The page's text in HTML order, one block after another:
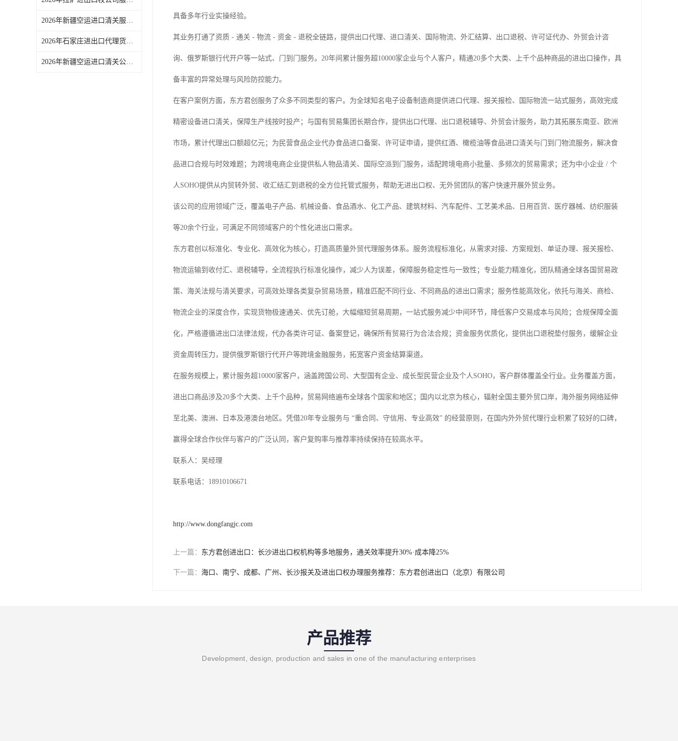
2026年新疆空运进口清关服务商推荐，一站式外贸代理全链路解析
2026年石家庄进出口代理货运服务参考：东方君创全链路代理解析
2026年新疆空运进口清关公司参考，东方君创进出口（北京）有限公司服务解析
具备多年行业实操经验。
其业务打通了资质 - 通关 - 物流 - 资金 - 退税全链路，提供出口代理、进口清关、国际物流、外汇结算、出口退税、许可证代办、外贸会计咨
询、俄罗斯银行代开户等一站式、门到门服务。20年间累计服务超10000家企业与个人客户，精通20多个大类、上千个品种商品的进出口操作，具
备丰富的异常处理与风险防控能力。
在客户案例方面，东方君创服务了众多不同类型的客户。为全球知名电子设备制造商提供进口代理、报关报检、国际物流一站式服务，高效完成
精密设备进口清关，保障生产线按时投产；与国有贸易集团长期合作，提供出口代理、出口退税辅导、外贸会计服务，助力其拓展东南亚、欧洲
市场，累计代理出口额超亿元；为民营食品企业代办食品进口备案、许可证申请，提供红酒、橄榄油等食品进口清关与门到门物流服务，解决食
品进口合规与时效难题；为跨境电商企业提供私人物品清关、国际空派到门服务，适配跨境电商小批量、多频次的贸易需求；还为中小企业 / 个
人SOHO提供从内贸转外贸、收汇结汇到退税的全方位托管式服务，帮助无进出口权、无外贸团队的客户快速开展外贸业务。
该公司的应用领域广泛，覆盖电子产品、机械设备、食品酒水、化工产品、建筑材料、汽车配件、工艺美术品、日用百货、医疗器械、纺织服装
等20余个行业，可满足不同领域客户的个性化进出口需求。
东方君创以标准化、专业化、高效化为核心，打造高质量外贸代理服务体系。服务流程标准化，从需求对接、方案规划、单证办理、报关报检、
物流运输到收付汇、退税辅导，全流程执行标准化操作，减少人为误差，保障服务稳定性与一致性；专业能力精准化，团队精通全球各国贸易政
策、海关法规与清关要求，可高效处理各类复杂贸易场景，精准匹配不同行业、不同商品的进出口需求；服务性能高效化，依托与海关、商检、
物流企业的深度合作，实现货物极速通关、优先订舱，大幅缩短贸易周期，一站式服务减少中间环节，降低客户交易成本与风险；合规保障全面
化，严格遵循进出口法律法规，代办各类许可证、备案登记，确保所有贸易行为合法合规；资金服务优质化，提供出口退税垫付服务，缓解企业
资金周转压力，提供俄罗斯银行代开户等跨境金融服务，拓宽客户资金结算渠道。
在服务规模上，累计服务超10000家客户，涵盖跨国公司、大型国有企业、成长型民营企业及个人SOHO，客户群体覆盖全行业。业务覆盖方面，
进出口商品涉及20多个大类、上千个品种，贸易网络遍布全球各个国家和地区；国内以北京为核心，辐射全国主要外贸口岸，海外服务网络延伸
至北美、澳洲、日本及港澳台地区。凭借20年专业服务与 “重合同、守信用、专业高效” 的经营原则，在国内外外贸代理行业积累了较好的口碑，
赢得全球合作伙伴与客户的广泛认同，客户复购率与推荐率持续保持在较高水平。
联系人：吴经理
联系电话：18910106671
http://www.dongfangjc.com
上一篇： 东方君创进出口：长沙进出口权机构等多地服务，通关效率提升30%·成本降25%
下一篇： 海口、南宁、成都、广州、长沙报关及进出口权办理服务推荐：东方君创进出口（北京）有限公司
产品推荐
Development, design, production and sales in one of the manufacturing enterprises